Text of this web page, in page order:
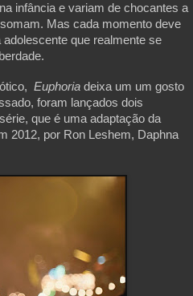
infância e variam de chocantes a
Mas cada momento deve
adolescente que realmente se
Euphoria deixa um um gosto
foram lançados dois
que é uma adaptação da
2012, por Ron Leshem, Daphna